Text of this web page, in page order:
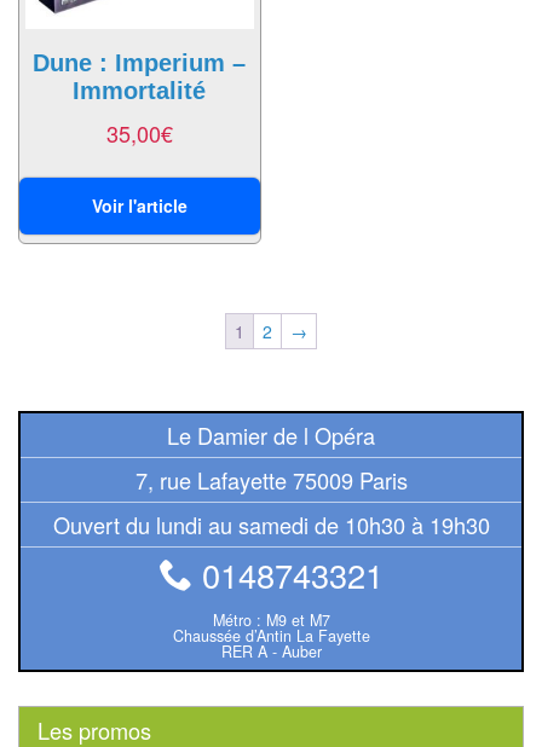
Solitaires
Fléchettes
Jeux
géants
Puzzles
de
rôle
Go
Dune : Imperium –
Immortalité
35,00€
Voir l'article
1 2 →
Le Damier de l Opéra
7, rue Lafayette 75009 Paris
Ouvert du lundi au samedi de 10h30 à 19h30
0148743321
Métro : M9 et M7
Chaussée d’Antin La Fayette
RER A - Auber
Les promos